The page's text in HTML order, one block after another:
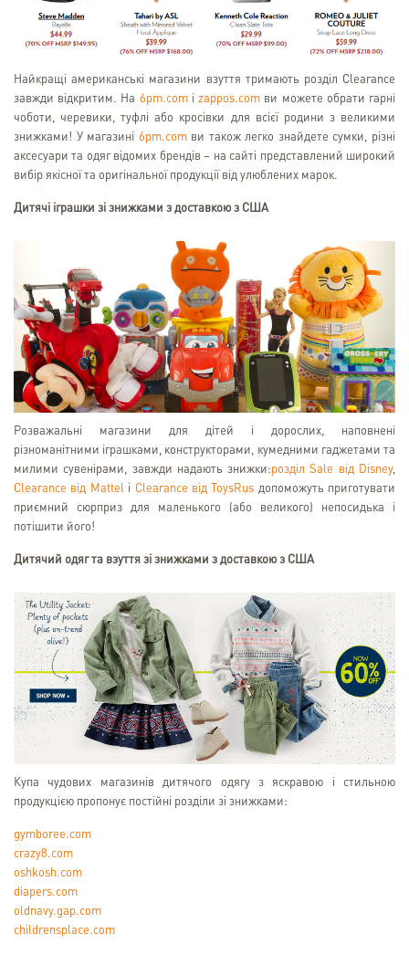
Найкращі американські магазини взуття тримають розділ Clearance
завжди відкритим. На 6pm.comіzappos.com ви можете обрати гарні
чоботи, черевики, туфлі або кросівки для всієї родини з великими
знижками! У магазині 6pm.comви також легко знайдете сумки, різні
аксесуари та одяг відомих брендів – на сайті представлений широкий
вибір якісної та оригінальної продукції від улюблених марок.
Дитячі іграшки зі знижками з доставкою з США
Розважальні магазини для дітей і дорослих, наповнені
різноманітними іграшками, конструкторами, кумедними гаджетами та
милими сувенірами, завжди надають знижки:розділ Sale від Disney,
Clearance від Mattelі Clearance від ToysRus допоможуть приготувати
приємний сюрприз для маленького (або великого) непосидька і
потішити його!
Дитячий одяг та взуття зі знижками з доставкою з США
Купа чудових магазинів дитячого одягу з яскравою і стильною
продукцією пропонує постійні розділи зі знижками:
gymboree.com
crazy8.com
oshkosh.com
diapers.com
oldnavy.gap.com
childrensplace.com